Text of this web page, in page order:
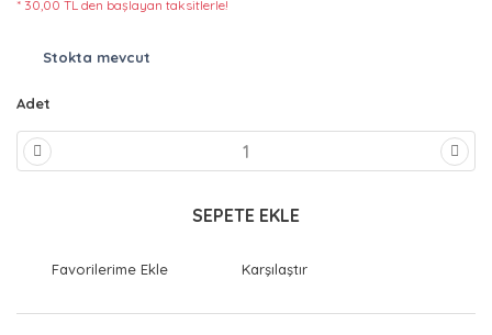
* 30,00 TL den başlayan taksitlerle!
Stokta mevcut
Adet
SEPETE EKLE
Karşılaştır